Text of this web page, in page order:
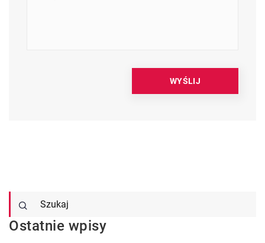
Ostatnie wpisy